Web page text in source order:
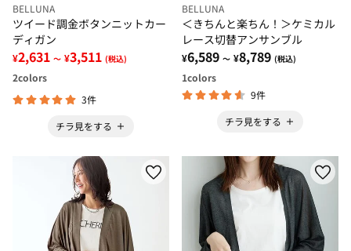
BELLUNA
ツイード調金ボタンニットカー
ディガン
¥2,631 ～ ¥3,511 (税込)
2colors
3件
チラ見をする
BELLUNA
＜きちんと楽ちん！＞ケミカル
レース切替アンサンブル
¥6,589 ～ ¥8,789 (税込)
1colors
9件
チラ見をする